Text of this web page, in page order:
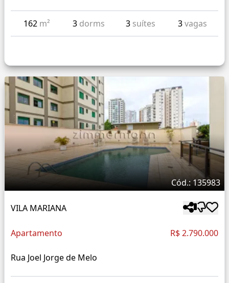
162 m² 3 dorms 3 suítes 3vagas
Cód.: 135983
VILA MARIANA
Apartamento R$ 2.790.000
Rua Joel Jorge de Melo